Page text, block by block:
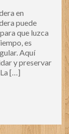
en
puede
que luzca
es
Aquí
y preservar
[…]